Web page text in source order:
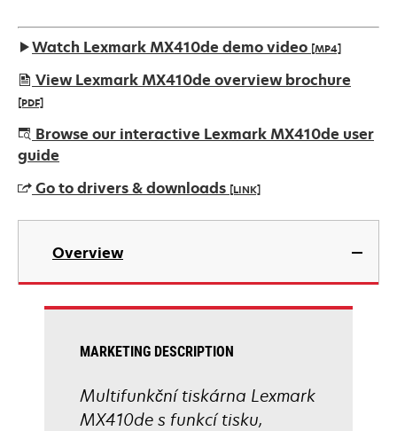
Watch Lexmark MX410de demo video [MP4]
View Lexmark MX410de overview brochure
[PDF]
opens
in
new
tab
Browse our interactive Lexmark MX410de user
guide
Go to drivers & downloads [LINK]
opens
new
Overview
MARKETING DESCRIPTION
Multifunkční tiskárna Lexmark
MX410de s funkcí tisku,